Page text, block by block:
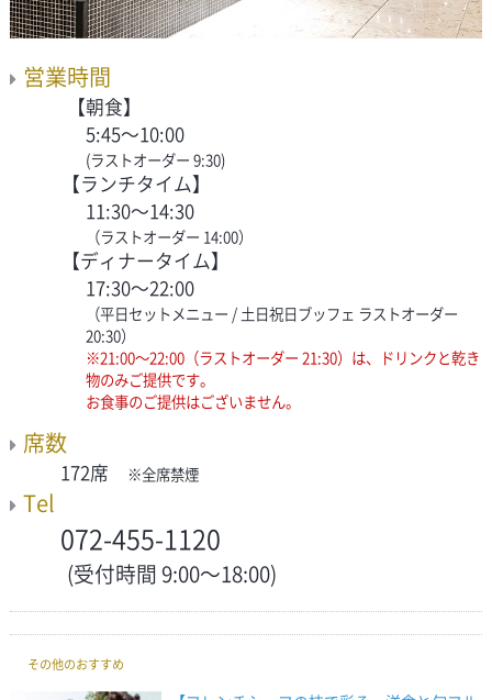
営業時間
【朝食】
5:45～10:00
(ラストオーダー 9:30)
【ランチタイム】
11:30～14:30
（ラストオーダー 14:00）
【ディナータイム】
17:30～22:00
（平日セットメニュー / 土日祝日ブッフェ ラストオーダー
20:30）
※21:00～22:00（ラストオーダー 21:30）は、ドリンクと乾き
物のみご提供です。
お食事のご提供はございません。
席数
172席 ※全席禁煙
Tel
072-455-1120
(受付時間 9:00～18:00)
その他のおすすめ